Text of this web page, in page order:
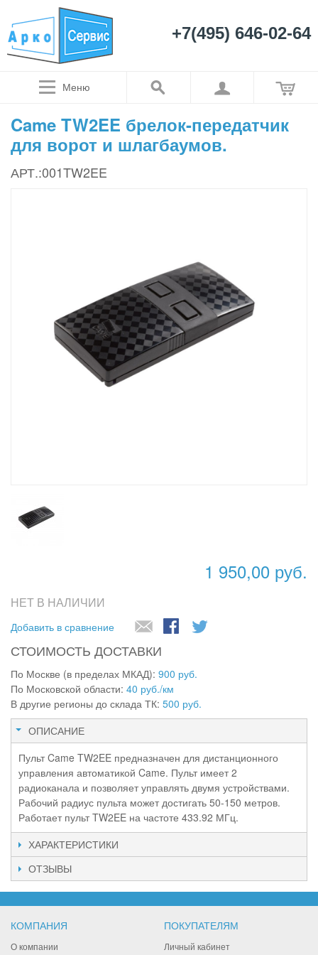
+7(495) 646-02-64
Меню
Came TW2EE брелок-передатчик
для ворот и шлагбаумов.
АРТ.:001TW2EE
1 950,00 руб.
НЕТ В НАЛИЧИИ
Добавить в сравнение
СТОИМОСТЬ ДОСТАВКИ
По Москве (в пределах МКАД): 900 руб.
По Московской области: 40 руб./км
В другие регионы до склада ТК: 500 руб.
ОПИСАНИЕ
Пульт Came TW2EE предназначен для дистанционного
управления автоматикой Came. Пульт имеет 2
радиоканала и позволяет управлять двумя устройствами.
Рабочий радиус пульта может достигать 50-150 метров.
Работает пульт TW2EE на частоте 433.92 МГц.
ХАРАКТЕРИСТИКИ
ОТЗЫВЫ
КОМПАНИЯ
О компании
ПОКУПАТЕЛЯМ
Личный кабинет